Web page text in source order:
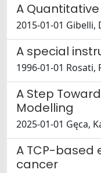
A
2015-01-01 Gibelli,
A special
1996-01-01 Rosati,
A Step
Modelling
2025-01-01 Gęca,
A TCP-
cancer